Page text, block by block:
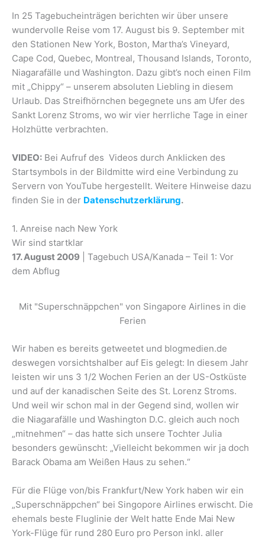
In 25 Tagebucheinträgen berichten wir über unsere
wundervolle Reise vom 17. August bis 9. September mit
den Stationen New York, Boston, Martha’s Vineyard,
Cape Cod, Quebec, Montreal, Thousand Islands, Toronto,
Niagarafälle und Washington. Dazu gibt’s noch einen Film
mit „Chippy“ – unserem absoluten Liebling in diesem
Urlaub. Das Streifhörnchen begegnete uns am Ufer des
Sankt Lorenz Stroms, wo wir vier herrliche Tage in einer
Holzhütte verbrachten.
VIDEO: Bei Aufruf des Videos durch Anklicken des
Startsymbols in der Bildmitte wird eine Verbindung zu
Servern von YouTube hergestellt. Weitere Hinweise dazu
finden Sie in der Datenschutzerklärung.
1. Anreise nach New York
Wir sind startklar
17. August 2009 | Tagebuch USA/Kanada – Teil 1: Vor
dem Abflug
Mit "Superschnäppchen" von Singapore Airlines in die
Ferien
Wir haben es bereits getweetet und blogmedien.de
deswegen vorsichtshalber auf Eis gelegt: In diesem Jahr
leisten wir uns 3 1/2 Wochen Ferien an der US-Ostküste
und auf der kanadischen Seite des St. Lorenz Stroms.
Und weil wir schon mal in der Gegend sind, wollen wir
die Niagarafälle und Washington D.C. gleich auch noch
„mitnehmen“ – das hatte sich unsere Tochter Julia
besonders gewünscht: „Vielleicht bekommen wir ja doch
Barack Obama am Weißen Haus zu sehen.“
Für die Flüge von/bis Frankfurt/New York haben wir ein
„Superschnäppchen“ bei Singopore Airlines erwischt. Die
ehemals beste Fluglinie der Welt hatte Ende Mai New
York-Flüge für rund 280 Euro pro Person inkl. aller